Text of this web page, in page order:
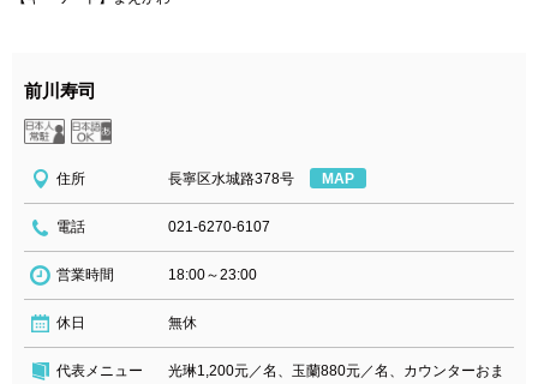
前川寿司
住所 長寧区水城路378号 MAP
電話 021-6270-6107
営業時間 18:00～23:00
休日 無休
代表メニュー
光琳1,200元／名、玉蘭880元／名、カウンターおま